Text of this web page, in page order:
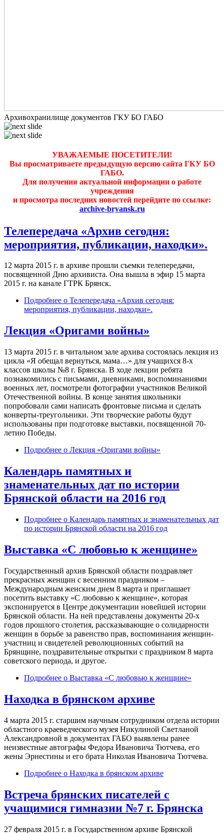
Архивохранилище документов ГКУ БО ГАБО
УВАЖАЕМЫЕ ПОСЕТИТЕЛИ!
Вы просматриваете предыдущую версию сайта ГКУ БО
ГАБО.
Для получения актуальной информации о работе
учреждения
и просмотра последних новостей перейдите по ссылке:
archive-bryansk.ru
Телепередача «Архив сегодня:
мероприятия, публикации, находки».
12 марта 2015 г. в архиве прошли съемки телепередачи,
посвященной Дню архивиста. Она вышла в эфир 15 марта
2015 г. на канале ГТРК Брянск.
Подробнее о Телепередача «Архив сегодня:
мероприятия, публикации, находки».
Лекция «Оригами войны»
13 марта 2015 г. в читальном зале архива состоялась лекция из
цикла «Я обещал вернуться, мама…» для учащихся 8-х
классов школы №8 г. Брянска. В ходе лекции ребята
познакомились с письмами, дневниками, воспоминаниями
военных лет, посмотрели фотографии участников Великой
Отечественной войны. В конце занятия школьники
попробовали сами написать фронтовые письма и сделать
конверты-треугольники. Эти творческие работы будут
использованы при подготовке выставки, посвященной 70-
летию Победы.
Подробнее о Лекция «Оригами войны»
Календарь памятных и
знаменательных дат по истории
Брянской области на 2016 год
Подробнее о Календарь памятных и знаменательных дат
по истории Брянской области на 2016 год
Выставка «С любовью к женщине»
Государственный архив Брянской области поздравляет
прекрасных женщин с весенним праздником –
Международным женским днем 8 марта и приглашает
посетить выставку «С любовью к женщине», которая
экспонируется в Центре документации новейшей истории
Брянской области. На ней представлены документы 20-х
годов прошлого столетия, рассказывающие о солидарности
женщин в борьбе за равенство прав, воспоминания женщин-
участниц и свидетелей революционных событий на
Брянщине, поздравительные открытки с праздником 8 марта
советского периода, и другое.
Подробнее о Выставка «С любовью к женщине»
Находка в брянском архиве
4 марта 2015 г. старшим научным сотрудником отдела истории
областного краеведческого музея Никулиной Светланой
Александровной в документах ГАБО выявлены ранее
неизвестные автографы Федора Ивановича Тютчева, его
жены Эрнестины и его брата Николая Ивановича Тютчева.
Подробнее о Находка в брянском архиве
Встреча брянских писателей с
учащимися гимназии №7 г. Брянска
27 февраля 2015 г. в Государственном архиве Брянской